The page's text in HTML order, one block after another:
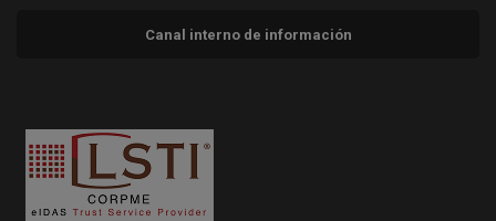
Canal interno de información